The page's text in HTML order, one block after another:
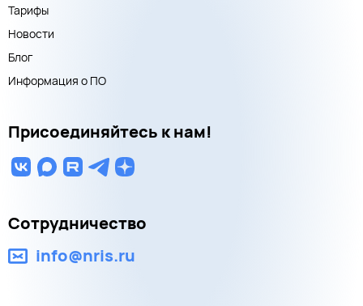
Тарифы
Новости
Блог
Информация о ПО
Присоединяйтесь к нам!
Сотрудничество
info@nris.ru